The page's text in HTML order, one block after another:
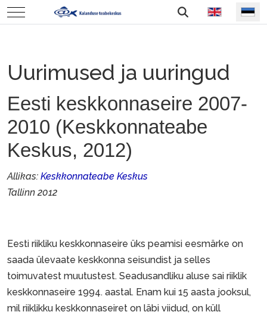
Mobile Menu Toggle Vali keel
Uurimused ja uuringud
Eesti keskkonnaseire 2007-
2010 (Keskkonnateabe
Keskus, 2012)
Allikas: Keskkonnateabe Keskus
Tallinn 2012
Eesti riikliku keskkonnaseire üks peamisi eesmärke on
saada ülevaate keskkonna seisundist ja selles
toimuvatest muutustest. Seadusandliku aluse sai riiklik
keskkonnaseire 1994. aastal. Enam kui 15 aasta jooksul,
mil riiklikku keskkonnaseiret on läbi viidud, on küll